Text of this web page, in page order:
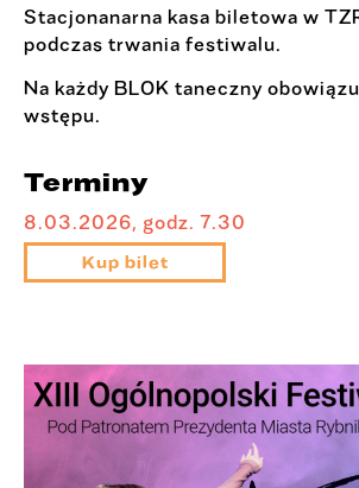
Stacjonanarna kasa biletowa w
podczas trwania festiwalu.
Na każdy BLOK taneczny
wstępu.
Terminy
8.03.2026, godz. 7.30
Kup bilet